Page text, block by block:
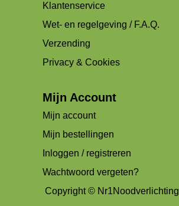
Klantenservice
Wet- en regelgeving / F.A.Q.
Verzending
Privacy & Cookies
Mijn Account
Mijn account
Mijn bestellingen
Inloggen / registreren
Wachtwoord vergeten?
Copyright © Nr1Noodverlichting